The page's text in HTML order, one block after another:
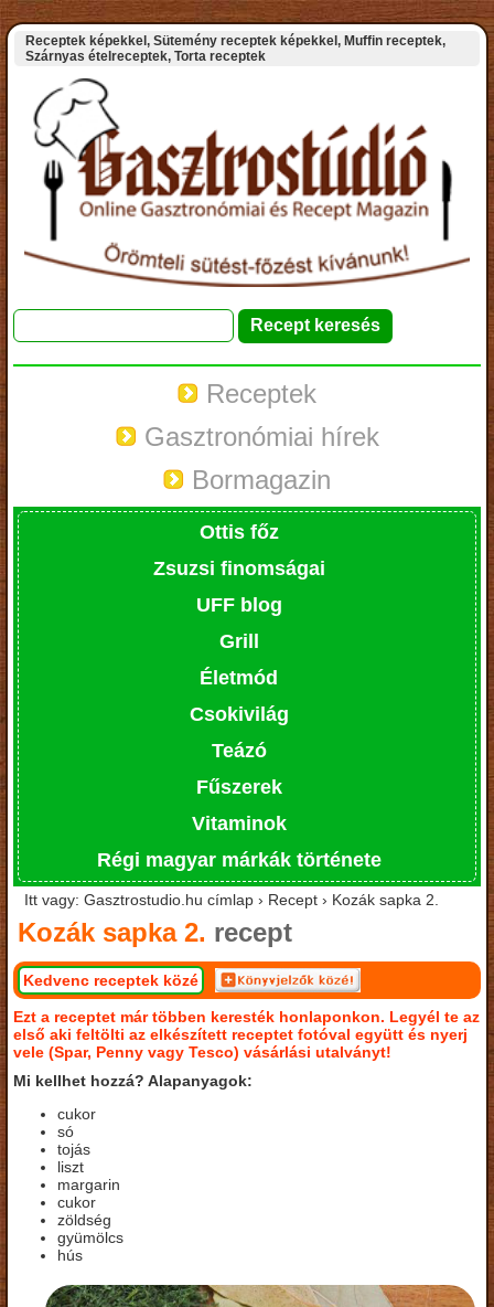
Receptek képekkel, Sütemény receptek képekkel, Muffin receptek,
Szárnyas ételreceptek, Torta receptek
Receptek
Gasztronómiai hírek
Bormagazin
Ottis főz
Zsuzsi finomságai
UFF blog
Grill
Életmód
Csokivilág
Teázó
Fűszerek
Vitaminok
Régi magyar márkák története
Itt vagy: Gasztrostudio.hu címlap › Recept › Kozák sapka 2.
Kozák sapka 2. recept
Kedvenc receptek közé
Ezt a receptet már többen keresték honlaponkon. Legyél te az
első aki feltölti az elkészített receptet fotóval együtt és nyerj
vele (Spar, Penny vagy Tesco) vásárlási utalványt!
Mi kellhet hozzá? Alapanyagok:
cukor
só
tojás
liszt
margarin
cukor
zöldség
gyümölcs
hús